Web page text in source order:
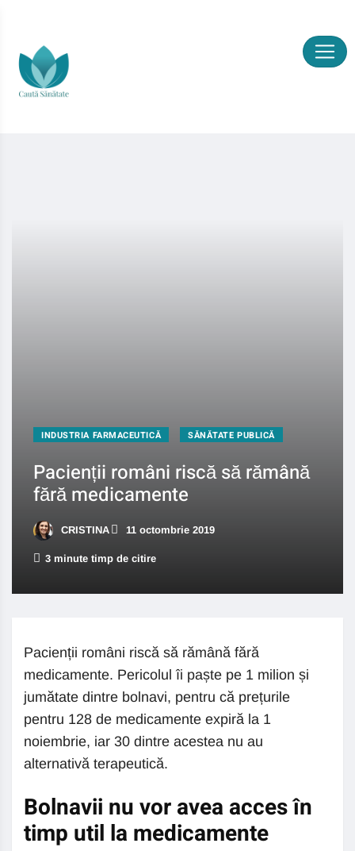
INDUSTRIA FARMACEUTICĂ SĂNĂTATE PUBLICĂ
Pacienții români riscă să rămână
fără medicamente
CRISTINA 11 octombrie 2019
3 minute timp de citire
Pacienții români riscă să rămână fără
medicamente. Pericolul îi paște pe 1 milion și
jumătate dintre bolnavi, pentru că prețurile
pentru 128 de medicamente expiră la 1
noiembrie, iar 30 dintre acestea nu au
alternativă terapeutică.
Bolnavii nu vor avea acces în
timp util la medicamente